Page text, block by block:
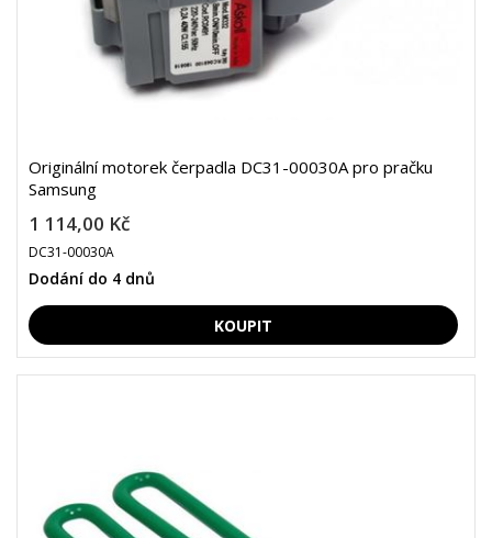
Originální motorek čerpadla DC31-00030A pro pračku
Samsung
1 114,00 Kč
DC31-00030A
Dodání do 4 dnů